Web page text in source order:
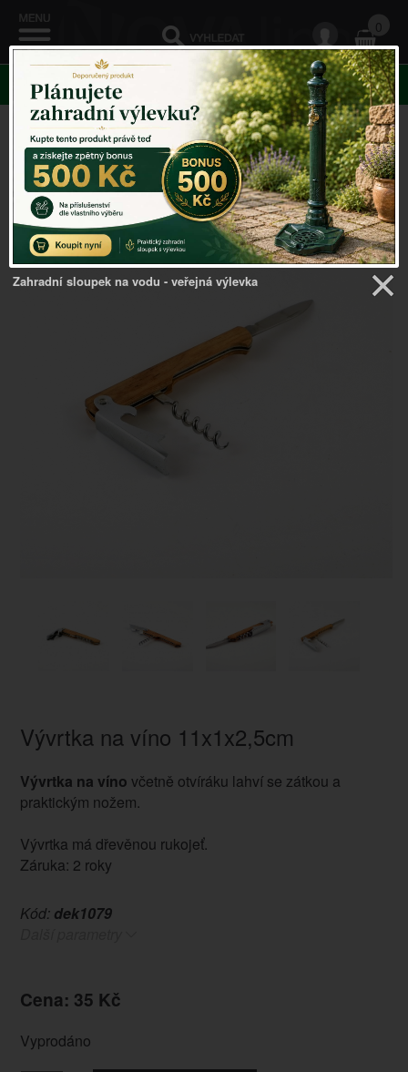
0
KATEGORIE
Venkovský domov ->Doplňky do kuchyně-> Vývrtka na
víno 11x1x2,5cm
Vývrtka na víno 11x1x2,5cm
Vývrtka na víno včetně otvíráku lahví se zátkou a
praktickým nožem.
Vývrtka má dřevěnou rukojeť.
Záruka: 2 roky
Kód: dek1079
Cena: 35 Kč
Vyprodáno
Zahradní sloupek na vodu - veřejná výlevka